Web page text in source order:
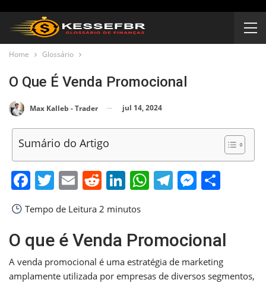
Home Glossário
O Que É Venda Promocional
Max Kalleb - Trader jul 14, 2024
Sumário do Artigo
Facebook
Twitter
EmailReddit
LinkedIn
WhatsApp
Telegram
Tempo de Leitura 2 minutos
O que é Venda Promocional
A venda promocional é uma estratégia de marketing
amplamente utilizada por empresas de diversos segmentos,